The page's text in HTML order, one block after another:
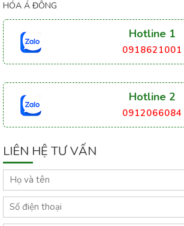
HÓA Á ĐÔNG
Hotline 1
0918621001
Hotline 2
0912066084
LIÊN HỆ TƯ VẤN